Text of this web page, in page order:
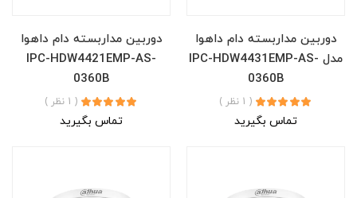
دوربین مداربسته دام داهوا
مدل IPC-HDW4431EMP-AS-
0360B
( 1 نظر )
تماس بگیرید
دوربین مداربسته دام داهوا
IPC-HDW4421EMP-AS-
0360B
( 1 نظر )
تماس بگیرید